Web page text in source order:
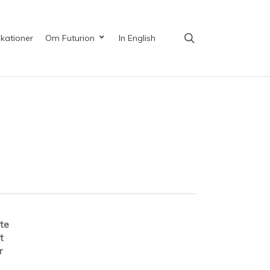
Om Futurion In English